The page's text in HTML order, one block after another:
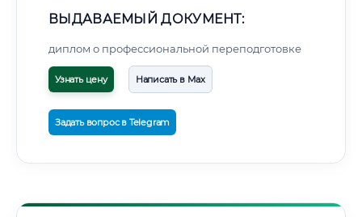
ВЫДАВАЕМЫЙ ДОКУМЕНТ:
диплом о профессиональной переподготовке
Узнать цену Написать в Max
Задать вопрос в Telegram